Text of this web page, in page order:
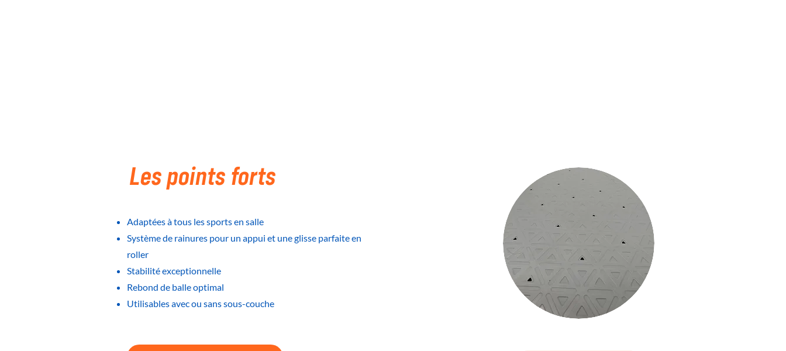
Les points forts
Adaptées à tous les sports en salle
Système de rainures pour un appui et une glisse parfaite en
roller
Stabilité exceptionnelle
Rebond de balle optimal
Utilisables avec ou sans sous-couche